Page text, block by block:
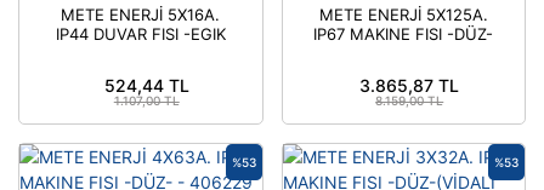
METE ENERJİ 5X16A.
IP44 DUVAR FISI -EGIK
524,44 TL
1.107,00 TL
METE ENERJİ 5X125A.
IP67 MAKINE FISI -DÜZ-
3.865,87 TL
8.159,00 TL
%53 %53